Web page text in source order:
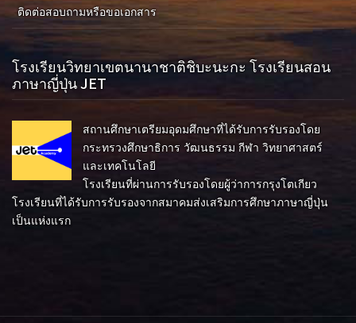
ติดต่อสอบถามหรือขอเอกสาร
โรงเรียนวิทยาเขตนานาชาติชิบะนะกะ โรงเรียนสอน
ภาษาญี่ปุ่น JET
สถานศึกษาเตรียมอุดมศึกษาที่ได้รับการรับรองโดย
กระทรวงศึกษาธิการ วัฒนธรรม กีฬา วิทยาศาสตร์
และเทคโนโลยี
โรงเรียนที่ผ่านการรับรองโดยผู้ว่าการกรุงโตเกียว
โรงเรียนที่ได้รับการรับรองจากสมาคมส่งเสริมการศึกษาภาษาญี่ปุ่น
เป็นแห่งแรก